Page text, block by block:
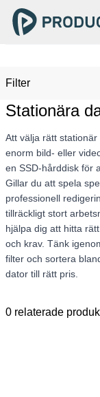
Filter
Stationära
Att välja rätt
enorm bild- eller
en SSD-hårddisk för
Gillar du att spela
professionell
tillräckligt stort
hjälpa dig att hitta
och krav. Tänk
filter och sortera
dator till rätt pris.
0 relaterade